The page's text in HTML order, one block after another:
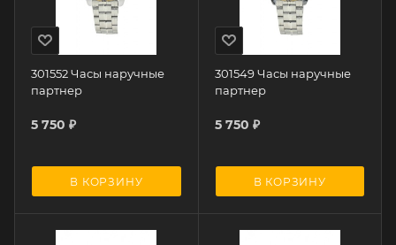
301552 Часы наручные
партнер
5 750 ₽
В КОРЗИНУ
301549 Часы наручные
партнер
5 750 ₽
В КОРЗИНУ